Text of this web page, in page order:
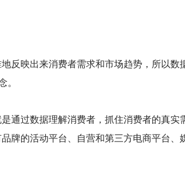
反映出来消费者需求和市场趋势，所以数
。
通过数据理解消费者，抓住消费者的真实
牌的活动平台、自营和第三方电商平台、